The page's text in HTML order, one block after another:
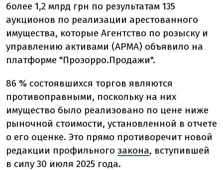
более 1,2 млрд грн по результатам 135
аукционов по реализации арестованного
имущества, которые Агентство по розыску и
управлению активами (АРМА) объявило на
платформе "Прозорро.Продажи".
86 % состоявшихся торгов являются
противоправными, поскольку на них
имущество было реализовано по цене ниже
рыночной стоимости, установленной в отчете
о его оценке. Это прямо противоречит новой
редакции профильного закона, вступившей
в силу 30 июля 2025 года.